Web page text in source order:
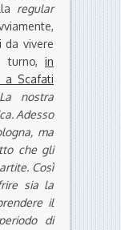
regular
da vivere
turno, in
a Scafati
nostra
Adesso
ma
che gli
Così
sia la
il
di